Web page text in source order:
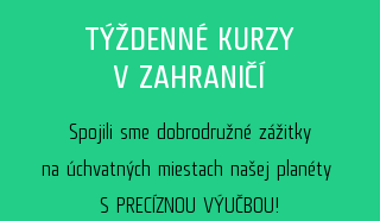
TÝŽDENNÉ KURZY
V ZAHRANIČÍ
Spojili sme dobrodružné zážitky
na úchvatných miestach našej planéty
S PRECÍZNOU VÝUČBOU!